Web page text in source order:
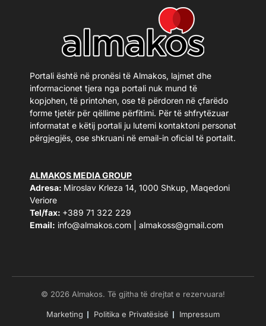
Portali është në pronësi të Almakos, lajmet dhe
informacionet tjera nga portali nuk mund të
kopjohen, të printohen, ose të përdoren në çfarëdo
forme tjetër për qëllime përfitimi. Për të shfrytëzuar
informatat e këtij portali ju lutemi kontaktoni personat
përgjegjës, ose shkruani në email-in oficial të portalit.
ALMAKOS MEDIA GROUP
Adresa: Miroslav Krleza 14, 1000 Shkup, Maqedoni
Veriore
Tel/fax: +389 71 322 229
Email: info@almakos.com almakoss@gmail.com
© 2026 Almakos. Të gjitha të drejtat e rezervuara!
Marketing Politika e Privatësisë Impressum